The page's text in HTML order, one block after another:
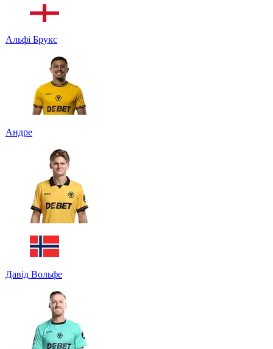
Альфі Брукс
Андре
Давід Вольфе